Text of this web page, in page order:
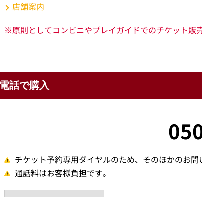
店舗案内
※原則としてコンビニやプレイガイドでのチケット販
電話で購入
チケット予約専用ダイヤルのため、そのほかのお問
通話料はお客様負担です。